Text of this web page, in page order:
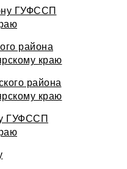
ГУФССП
района
краю
района
краю
ГУФССП